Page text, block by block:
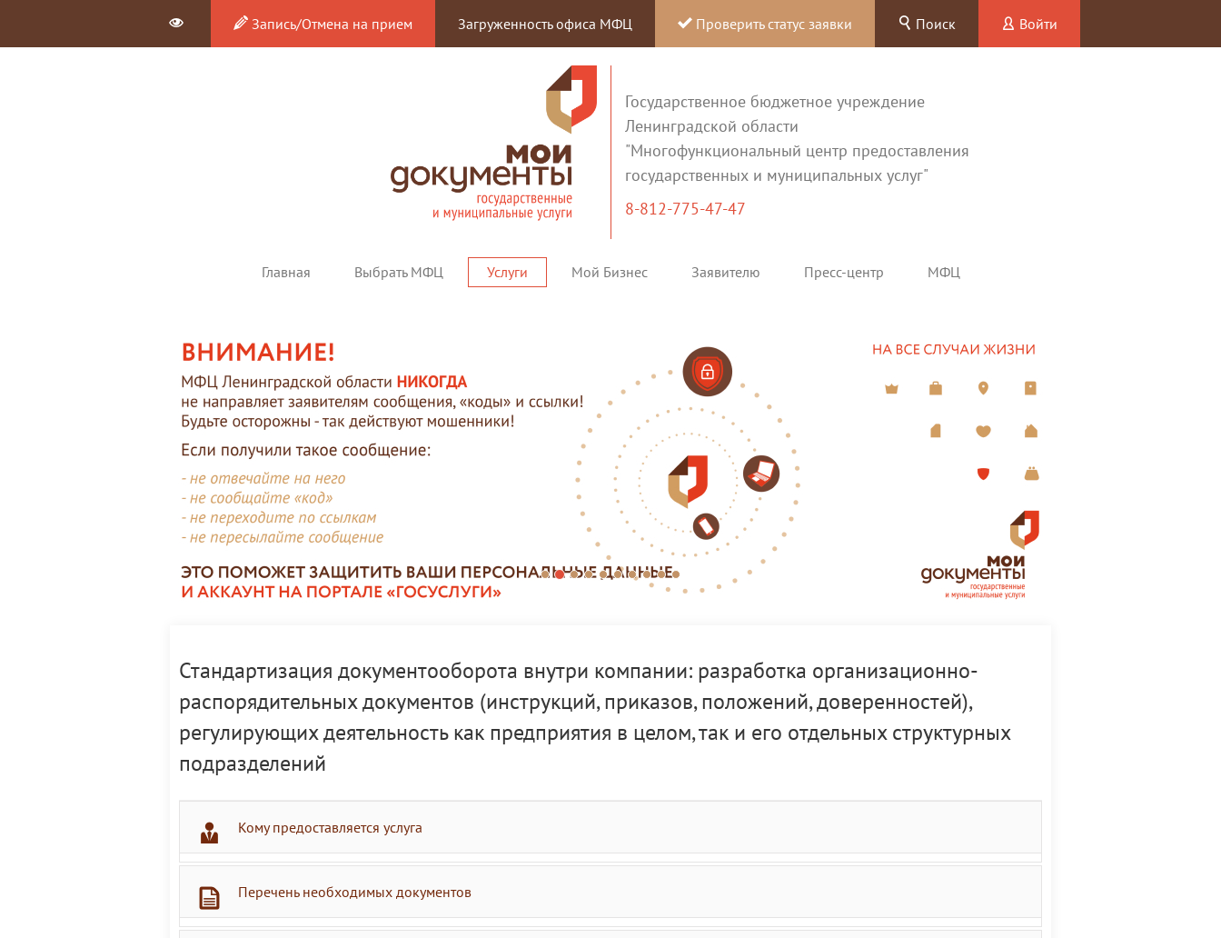
Запись/Отмена на прием Загруженность офиса МФЦ Проверить статус заявки Поиск Войти
Государственное бюджетное учреждение
Ленинградской области
"Многофункциональный центр предоставления
государственных и муниципальных услуг"
8-812-775-47-47
Главная Выбрать МФЦ Услуги Мой Бизнес Заявителю Пресс-центр МФЦ
Стандартизация документооборота внутри компании: разработка организационно-
распорядительных документов (инструкций, приказов, положений, доверенностей),
регулирующих деятельность как предприятия в целом, так и его отдельных структурных
подразделений
Кому предоставляется услуга
Перечень необходимых документов